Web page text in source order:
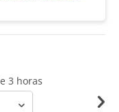
3 horas